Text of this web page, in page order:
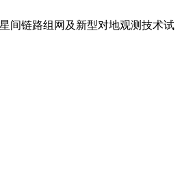
间链路组网及新型对地观测技术试